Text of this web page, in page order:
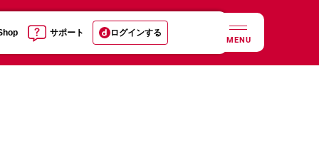
サポート ログインする
MENU